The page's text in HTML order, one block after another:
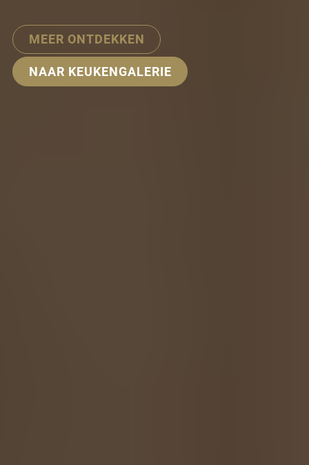
MEER ONTDEKKEN
NAAR KEUKENGALERIE